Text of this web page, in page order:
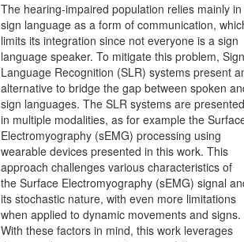
The hearing-impaired population relies mainly in
sign language as a form of communication,
limits its integration since not everyone is a sign
language speaker. To mitigate this problem, Sign
Language Recognition (SLR) systems present
alternative to bridge the gap between spoken
sign languages. The SLR systems are presented
in multiple modalities, as for example the
Electromyography (sEMG) processing using
wearable devices presented in this work. This
approach challenges various characteristics of
the Surface Electromyography (sEMG) signal
its stochastic nature, with even more limitations
when applied to dynamic movements and signs.
With these factors in mind, this work leverages